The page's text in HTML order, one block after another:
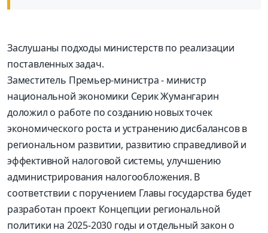
Заслушаны подходы министерств по реализации
поставленных задач.
Заместитель Премьер-министра - министр
национальной экономики Серик Жумангарин
доложил о работе по созданию новых точек
экономического роста и устранению дисбалансов в
региональном развитии, развитию справедливой и
эффективной налоговой системы, улучшению
администрирования налогообложения. В
соответствии с поручением Главы государства будет
разработан проект Концепции региональной
политики на 2025-2030 годы и отдельный закон о